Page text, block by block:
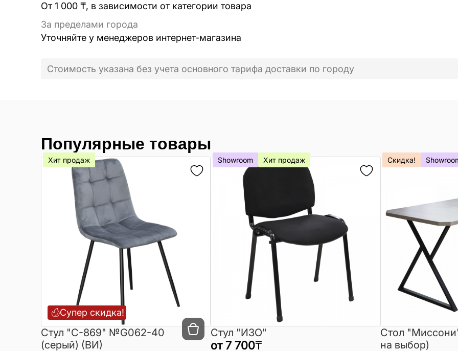
От 1 000 ₸, в зависимости от категории товара
За пределами города
Уточняйте у менеджеров интернет-магазина
Стоимость указана без учета основного тарифа доставки по городу
Популярные товары
Супер скидка!
Хит продаж
Cтул "C-869" №G062-40
(серый) (ВИ)
Showroom Хит продаж
Стул "ИЗО"
от 7 700₸
Скидка!
Стол
на выбор)